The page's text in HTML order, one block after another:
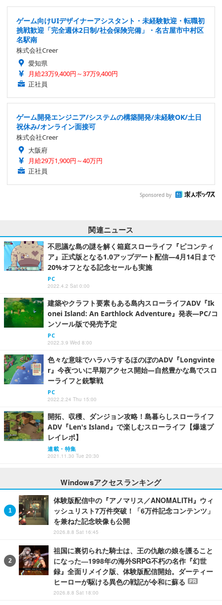
ゲーム向けUIデザイナーアシスタント・未経験歓迎・転職初
挑戦歓迎「完全週休2日制/社会保険完備」・名古屋市中村区
名駅南
株式会社Creer
愛知県
月給23万9,400円～37万9,400円
正社員
ゲーム開発エンジニア/システムの構築開発/未経験OK/土日
祝休み/オンライン面接可
株式会社Creer
大阪府
月給29万1,900円～40万円
正社員
Sponsored by
関連ニュース
不思議な島の謎を解く箱庭スローライフ『ピコンティ
ア』正式版となる1.0アップデート配信―4月14日まで
20%オフとなる記念セールも実施
PC
2022.4.2 Sat 0:00
建築やクラフト要素もある島内スローライフADV『Ik
onei Island: An Earthlock Adventure』発表―PC/コ
ンソール版で発売予定
PC
2022.3.9 Wed 8:00
色々な意味でハラハラするほのぼのADV『Longvinte
r』今夜ついに早期アクセス開始―自然豊かな島でスロ
ーライフと銃撃戦
PC
2022.2.24 Thu 15:00
開拓、収穫、ダンジョン攻略！島暮らしスローライフ
ADV『Len's Island』で楽しむスローライフ【爆速プ
レイレポ】
連載・特集
2021.11.30 Tue 20:30
Windowsアクセスランキング
体験版配信中の『アノマリス／ANOMALITH』ウィ
ッシュリスト7万件突破！「6万件記念コンテンツ」
を兼ねた記念映像も公開
2026.8.8 Sat 16:45
祖国に裏切られた騎士は、王の仇敵の娘を護ること
になった―1998年の海外SRPG不朽の名作『幻世
録』全面リメイク版、体験版配信開始。ダーティー
ヒーローが駆ける異色の戦記が令和に蘇る
PR
2026.8.8 Sat 18:00